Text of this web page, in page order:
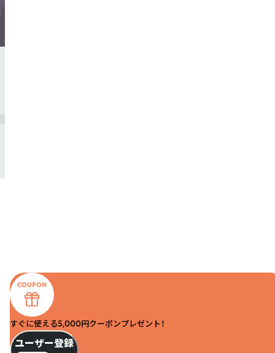
すぐに使える5,000円クーポンプレゼント！
ユーザー登録